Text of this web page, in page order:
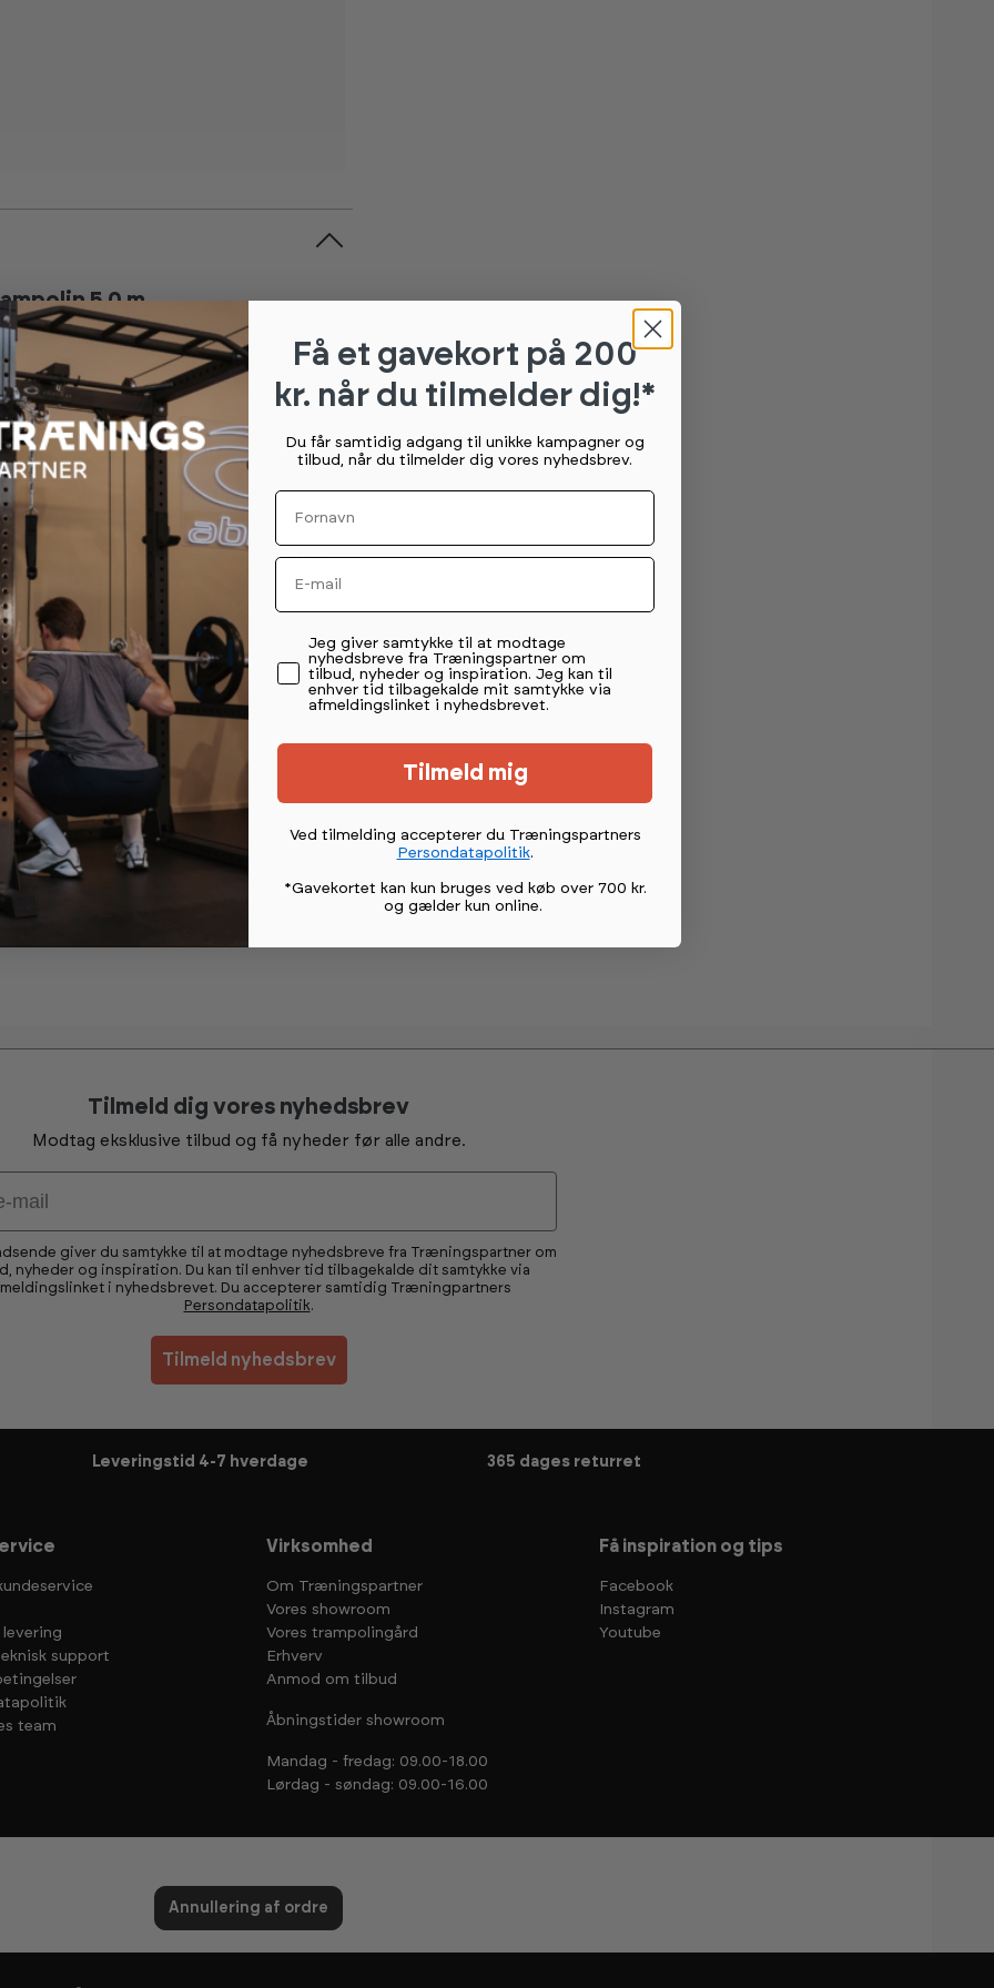
5,0 m
sæsonen og reducere slid fra løv,
mod organisk materiale
til den kvalitet, materialet er fleksibelt
på overfladen. Det gør, at trekket
ydre ramme. Det placeres på indersiden
og kantpolstring. En slidt hoppedug eller
er derfor en enkel investering i sikker
Tilmeld dig vores nyhedsbrev
Modtag eksklusive tilbud og få nyheder før alle andre.
giver du samtykke til at modtage nyhedsbreve fra Træningspartner om
nyheder og inspiration. Du kan til enhver tid tilbagekalde dit samtykke via
i nyhedsbrevet. Du accepterer samtidig Træningpartners
Persondatapolitik.
Tilmeld nyhedsbrev
Leveringstid 4-7 hverdage 365 dages returret
support
team
Virksomhed
Om Træningspartner
Vores showroom
Vores trampolingård
Erhverv
Anmod om tilbud
Åbningstider showroom
Mandag - fredag: 09.00-18.00
Lørdag - søndag: 09.00-16.00
Få inspiration og tips
Facebook
Instagram
Youtube
Annullering af ordre
Få et gavekort på 200
kr. når du tilmelder dig!*
Du får samtidig adgang til unikke kampagner og
tilbud, når du tilmelder dig vores nyhedsbrev.
Fornavn
Email
Permission tekst
Jeg giver samtykke til at modtage
nyhedsbreve fra Træningspartner om
tilbud, nyheder og inspiration. Jeg kan til
enhver tid tilbagekalde mit samtykke via
afmeldingslinket i nyhedsbrevet.
Tilmeld mig
Ved tilmelding accepterer du Træningspartners
Persondatapolitik.
*Gavekortet kan kun bruges ved køb over 700 kr.
og gælder kun online.